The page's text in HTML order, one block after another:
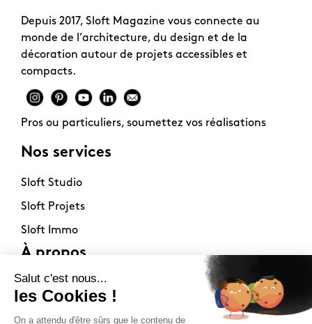
Depuis 2017, Sloft Magazine vous connecte au
monde de l’architecture, du design et de la
décoration autour de projets accessibles et
compacts.
Pros ou particuliers, soumettez vos réalisations
Nos services
Sloft Studio
Sloft Projets
Sloft Immo
À propos
Contact